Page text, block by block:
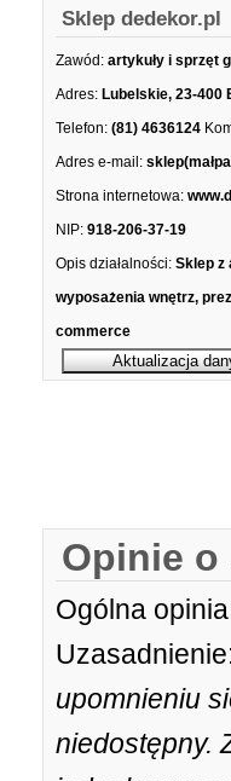
Sklep dedekor.pl
Zawód: artykuły i sprzęt
Adres: Lubelskie, 23-400
Telefon: (81) 4636124
Adres e-mail:
Strona internetowa:
NIP: 918-206-37-19
Opis działalności: Sklep z
wyposażenia wnętrz,
commerce
Opinie o
Ogólna
upomnieniu
niedostępny.